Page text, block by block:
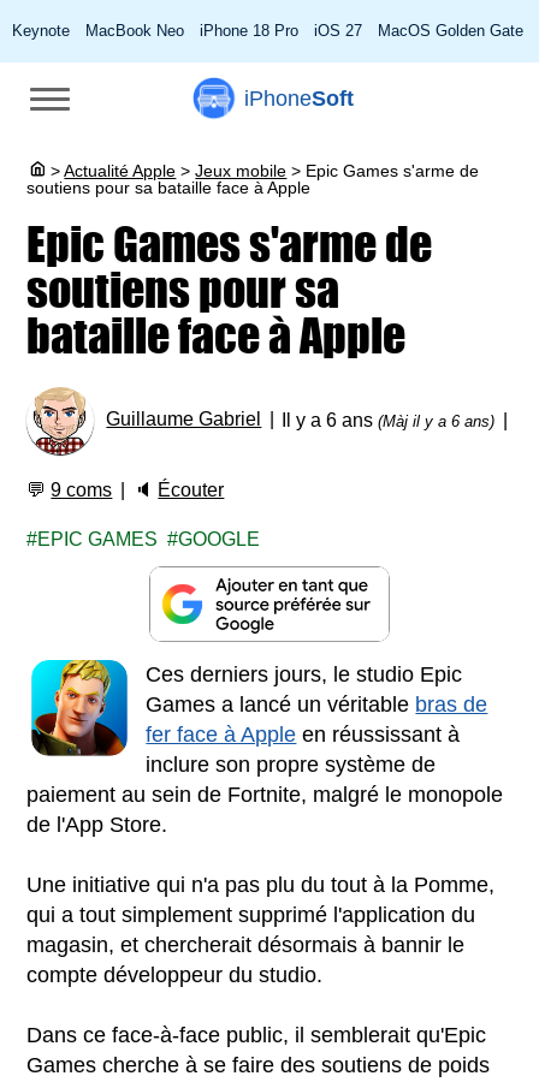
Keynote MacBook Neo iPhone 18 Pro iOS 27 MacOS Golden Gate
iPhoneSoft
> Actualité Apple > Jeux mobile > Epic Games s'arme de
soutiens pour sa bataille face à Apple
Epic Games s'arme de
soutiens pour sa
bataille face à Apple
Guillaume Gabriel Il y a 6 ans(Màj il y a 6 ans)
💬9 coms 🔈 Écouter
EPIC GAMES GOOGLE
Ces derniers jours, le studio Epic
Games a lancé un véritable bras de
fer face à Apple en réussissant à
inclure son propre système de
paiement au sein de Fortnite, malgré le monopole
de l'App Store.
Une initiative qui n'a pas plu du tout à la Pomme,
qui a tout simplement supprimé l'application du
magasin, et chercherait désormais à bannir le
compte développeur du studio.
Dans ce face-à-face public, il semblerait qu'Epic
Games cherche à se faire des soutiens de poids